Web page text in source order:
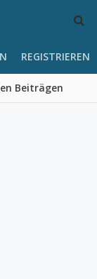
Beiträgen
REGISTRIEREN